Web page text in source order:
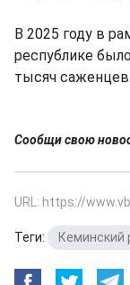
В 2025 году в
республике
тысяч саженцев.
Сообщи свою
URL: https://
Теги: Кеминский